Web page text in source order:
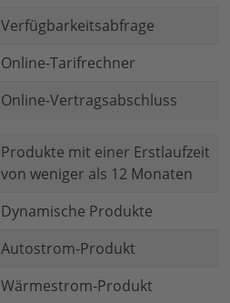
Verfügbarkeitsabfrage
Online-Tarifrechner
Online-Vertragsabschluss
Produkte mit einer Erstlaufzeit
von weniger als 12 Monaten
Dynamische Produkte
Autostrom-Produkt
Wärmestrom-Produkt